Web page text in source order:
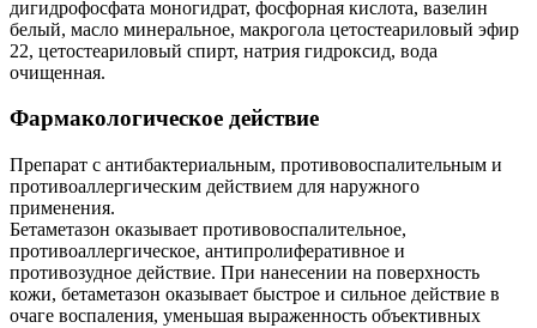
дигидрофосфата моногидрат, фосфорная кислота, вазелин
белый, масло минеральное, макрогола цетостеариловый эфир
22, цетостеариловый спирт, натрия гидроксид, вода
очищенная.
Фармакологическое действие
Препарат с антибактериальным, противовоспалительным и
противоаллергическим действием для наружного
применения.
Бетаметазон оказывает противовоспалительное,
противоаллергическое, антипролиферативное и
противозудное действие. При нанесении на поверхность
кожи, бетаметазон оказывает быстрое и сильное действие в
очаге воспаления, уменьшая выраженность объективных